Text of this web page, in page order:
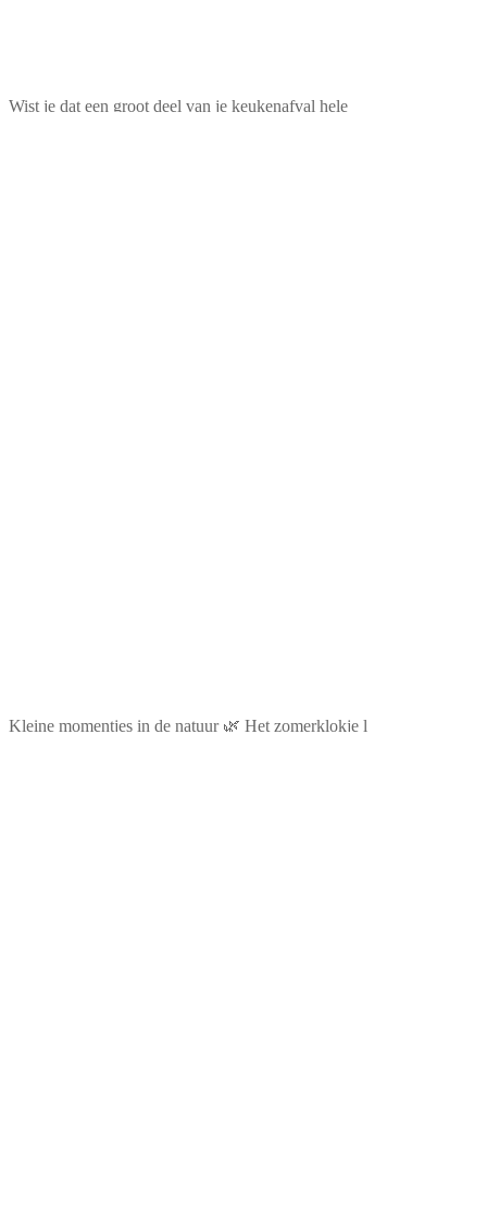
Wist je dat een groot deel van je keukenafval hele
Kleine momentjes in de natuur 🌿 Het zomerklokje l